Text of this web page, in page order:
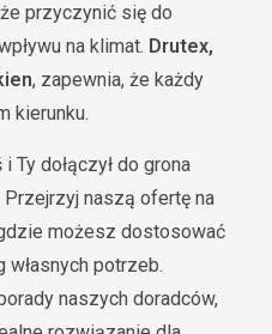
przyczynić się do
na klimat. Drutex,
, zapewnia, że każdy
kierunku.
Ty dołączył do grona
naszą ofertę na
możesz dostosować
potrzeb.
naszych doradców,